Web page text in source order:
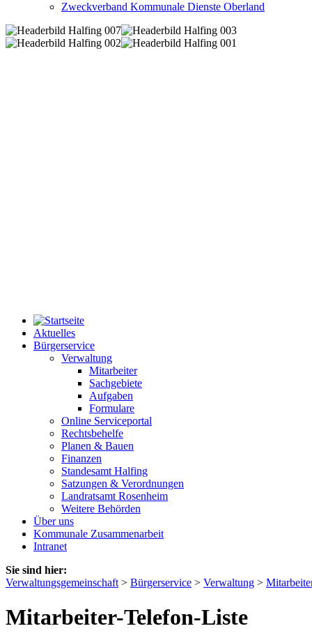
Zweckverband Kommunale Dienste Oberland
Aktuelles
Bürgerservice
Verwaltung
Mitarbeiter
Sachgebiete
Aufgaben
Formulare
Online Serviceportal
Rechtsbehelfe
Planen & Bauen
Finanzen
Standesamt Halfing
Satzungen & Verordnungen
Landratsamt Rosenheim
Weitere Behörden
Über uns
Kommunale Zusammenarbeit
Intranet
Sie sind hier:
Verwaltungsgemeinschaft > Bürgerservice > Verwaltung >
Mitarbeiter-Telefon-Liste